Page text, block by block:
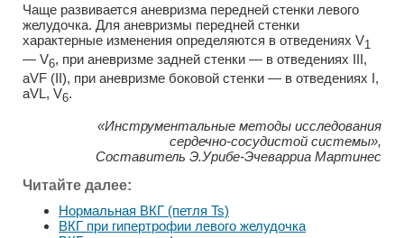
Чаще развивается аневризма передней стенки левого
желудочка. Для аневризмы передней стенки
характерные изменения определяются в отведениях V1
— V6, при аневризме задней стенки — в отведениях III,
аVF (II), при аневризме боковой стенки — в отведениях I,
aVL, V6.
«Инструментальные методы исследования
сердечно-сосудистой системы»,
Составитель Э.Урибе-Эчеварриа Мартинес
Читайте далее:
Нормальная ВКГ (петля Ts)
ВКГ при гипертрофии левого желудочка